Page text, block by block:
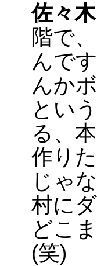
佐々
階で
んで
んか
とい
る、
作り
じゃ
村に
どこ
(笑)